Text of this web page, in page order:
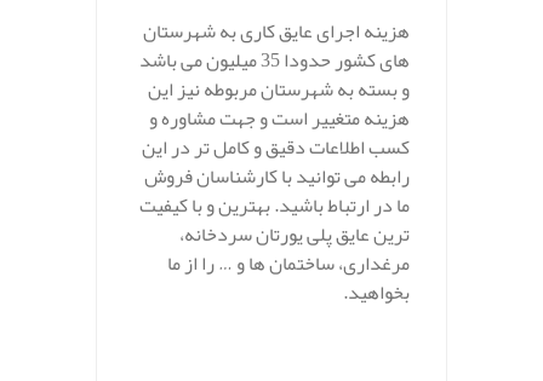
هزینه اجرای عایق کاری به شهرستان
های کشور حدودا 35 میلیون می باشد
و بسته به شهرستان مربوطه نیز این
هزینه متغییر است و جهت مشاوره و
کسب اطلاعات دقیق و کامل تر در این
رابطه می توانید با کارشناسان فروش
ما در ارتباط باشید. بهترین و با کیفیت
ترین عایق پلی یورتان سردخانه،
مرغداری، ساختمان ها و … را از ما
بخواهید.